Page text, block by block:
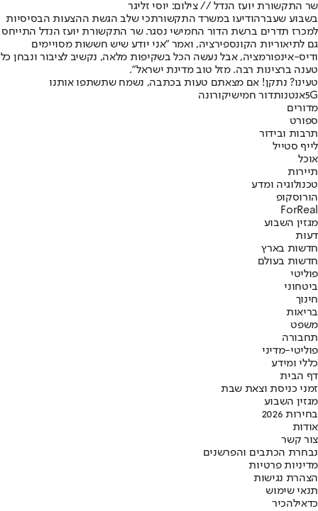
שר התקשורת יועז הנדל // צילום: יוסי זליגר
בשבוע שעברהודיעו במשרד התקשורתכי שלב הגשת ההצעות הבסיסיות
למכרז תדרים ברשת הדור החמישי נסגר. שר התקשורת יועז הנדל התייחס
גם לתיאוריות הקונספירציה, ואמר "אני יודע שיש חששות מסויימים
ודיס-אינפורמציה, אבל נעשה הכל בשקיפות מלאה, נקשיב לציבור ונבחן כל
טענה ברצינות רבה. מזל טוב מדינת ישראל״.
טעינו? נתקן! אם מצאתם טעות בכתבה, נשמח שתשתפו אותנו
5Gאנטנותדור חמישיקורונה
מדורים
ספורט
תרבות ובידור
לייף סטייל
אוכל
תיירות
טכנולוגיה ומדע
הורוסקופ
ForReal
מגזין השבוע
דעות
חדשות בארץ
חדשות בעולם
פוליטי
ביטחוני
חינוך
בריאות
משפט
תחבורה
פוליטי-מדיני
כללי ומידע
דף הבית
זמני כניסת וצאת שבת
מגזין השבוע
בחירות 2026
אודות
צור קשר
נבחרת הכתבים והפרשנים
מדיניות פרטיות
הצהרת נגישות
תנאי שימוש
כדאילהכיר